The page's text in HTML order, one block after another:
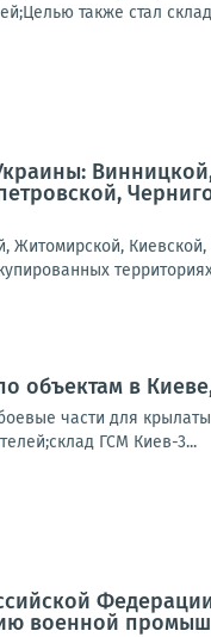
также стал
объектам в
части для
ГСМ Киев-3...
военной